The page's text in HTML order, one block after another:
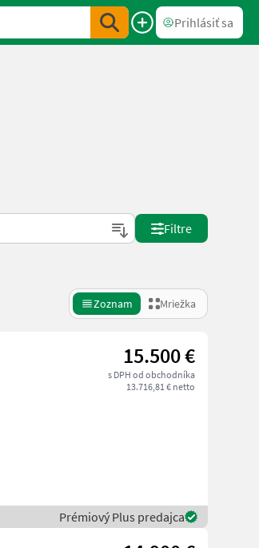
Prihlásiť sa
Filtre
Zoznam Mriežka
15.500 €
s DPH od obchodníka
13.716,81 € netto
Prémiový Plus predajca